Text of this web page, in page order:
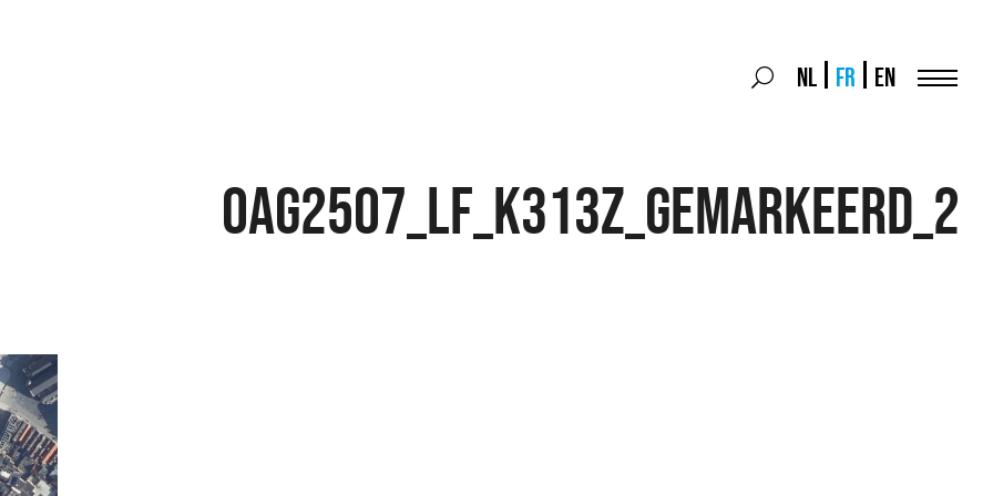
Search
Search
NL FR EN
OAG2507_LF_K313z_gemarkeerd_2